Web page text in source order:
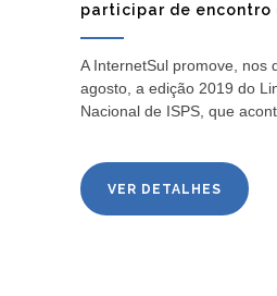
participar de encontro
A InternetSul promove, nos
agosto, a edição 2019 do
Nacional de ISPS, que
VER DETALHES